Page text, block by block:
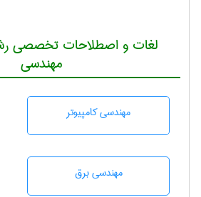
لغات و اصطلاحات تخصصی
مهندسی
مهندسی كامپيوتر
مهندسی برق